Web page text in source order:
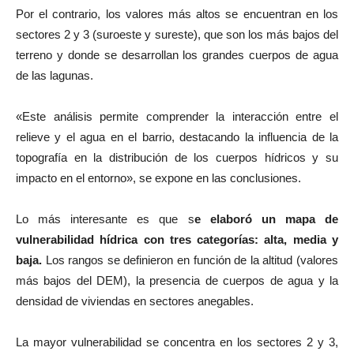
Por el contrario, los valores más altos se encuentran en los
sectores 2 y 3 (suroeste y sureste), que son los más bajos del
terreno y donde se desarrollan los grandes cuerpos de agua
de las lagunas.
«Este análisis permite comprender la interacción entre el
relieve y el agua en el barrio, destacando la influencia de la
topografía en la distribución de los cuerpos hídricos y su
impacto en el entorno», se expone en las conclusiones.
Lo más interesante es que se elaboró un mapa de
vulnerabilidad hídrica con tres categorías: alta, media y
baja. Los rangos se definieron en función de la altitud (valores
más bajos del DEM), la presencia de cuerpos de agua y la
densidad de viviendas en sectores anegables.
La mayor vulnerabilidad se concentra en los sectores 2 y 3,